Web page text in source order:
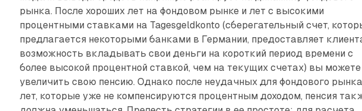
рынка. После хороших лет на фондовом рынке и лет с высокими
процентными ставками на Tagesgeldkonto (сберегательный счет,
предлагается некоторыми банками в Германии, предоставляет
возможность вкладывать свои деньги на короткий период времени с
более высокой процентной ставкой, чем на текущих счетах) вы можете
увеличить свою пенсию. Однако после неудачных для фондового рынка
лет, которые уже не компенсируются процентным доходом, пенсия